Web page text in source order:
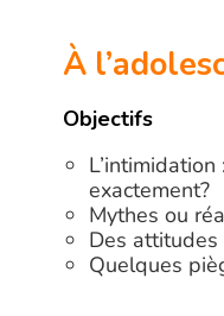
À
Objectifs
L’intimidation
exactement?
Mythes ou
Des
Quelques